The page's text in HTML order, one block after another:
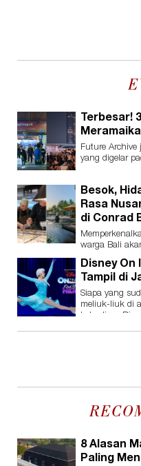
Terbesar!
Future Archive
yang digelar
Besok,
Rasa
di Conrad
warga Bali
Disney On
Tampil di
Siapa yang
meliuk-liuk di
8 Alasan
Paling